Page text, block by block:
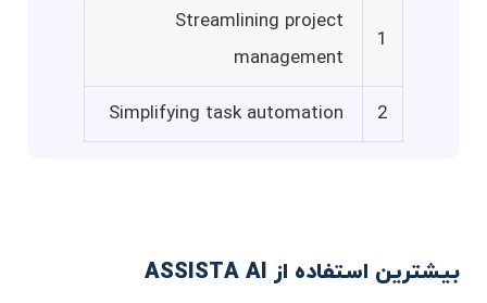
1
Streamlining project
management
2
Simplifying task automation
بیشترین استفاده از ASSISTA AI